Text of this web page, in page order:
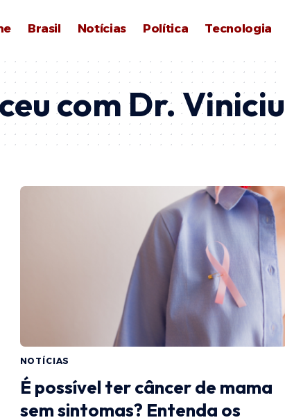
Brasil Notícias Política Tecnologia
com Dr.
NOTÍCIAS
É possível ter câncer de mama
sem sintomas? Entenda os